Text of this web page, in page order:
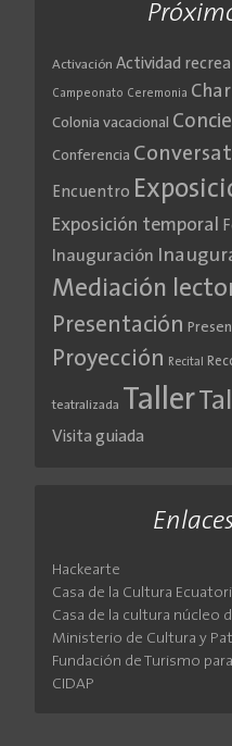
Activación Actividad
Campeonato Ceremonia
Colonia vacacional
Conferencia
Encuentro
Exposición temporal
Inauguración
Mediación
Presentación
Proyección Recital
teatralizada Taller
Visita guiada
Hackearte
Casa de la Cultura
Casa de la cultura núcleo
Ministerio de Cultura y
Fundación de Turismo
CIDAP